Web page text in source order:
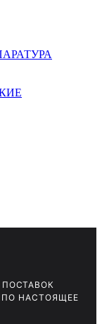
НАСТОЯЩЕЕ